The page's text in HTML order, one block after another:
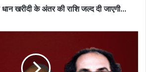
खरीदी के अंतर की राशि जल्द दी जाएगी...